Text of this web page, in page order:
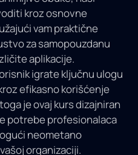
kroz osnovne
vam praktične
za samopouzdanu
aplikacije.
igrate ključnu ulogu
efikasno korišćenje
je ovaj kurs dizajniran
potrebe profesionalaca
neometano
organizaciji.